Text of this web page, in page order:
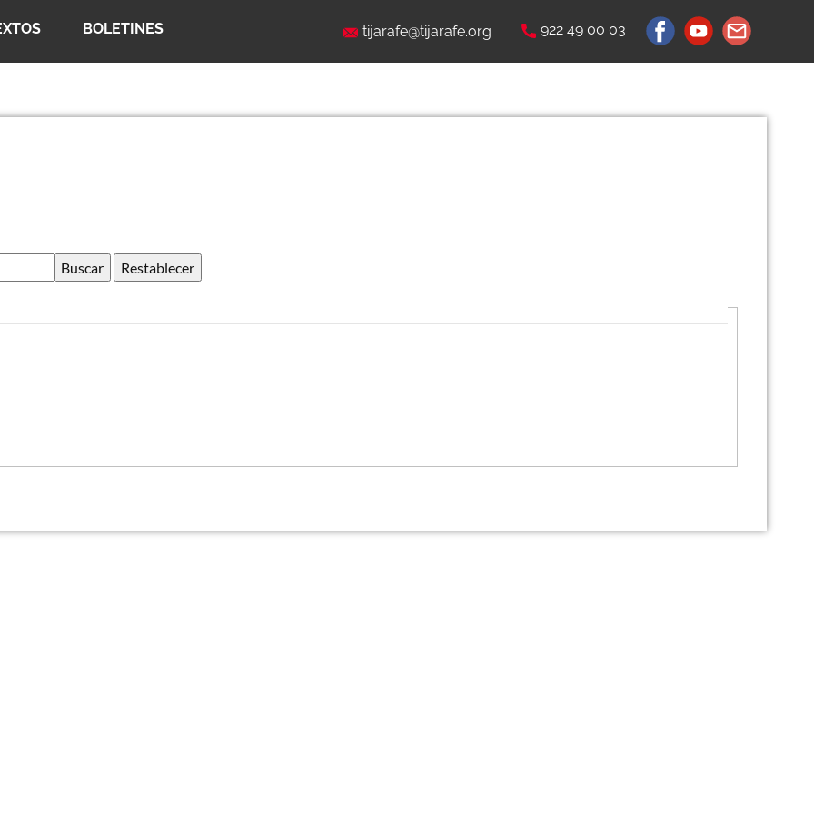
BOLETINES tijarafe@tijarafe.org 922 49 00 03
Buscar Restablecer